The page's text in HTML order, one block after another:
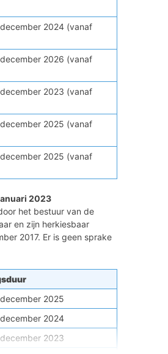
2024 (vanaf
2026 (vanaf
2023 (vanaf
2025 (vanaf
2025 (vanaf
2023
het bestuur van de
en zijn herkiesbaar
2017. Er is geen sprake
2025
2024
2023